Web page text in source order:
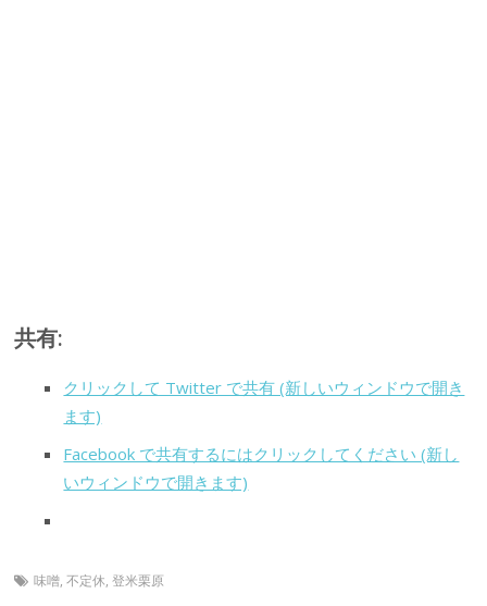
共有:
クリックして Twitter で共有 (新しいウィンドウで開き
ます)
Facebook で共有するにはクリックしてください (新し
いウィンドウで開きます)
味噌,不定休,登米栗原